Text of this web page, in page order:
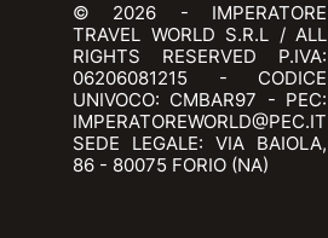
© 2026 - IMPERATORE
TRAVEL WORLD S.R.L / ALL
RIGHTS RESERVED P.IVA:
06206081215 - CODICE
UNIVOCO: CMBAR97 - PEC:
IMPERATOREWORLD@PEC.IT
SEDE LEGALE: VIA BAIOLA,
86 - 80075 FORIO (NA)